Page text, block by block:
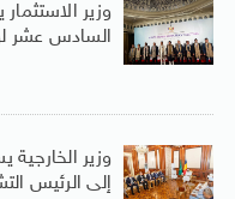
وزير
السادس عشر
وزير
إلى الرئيس